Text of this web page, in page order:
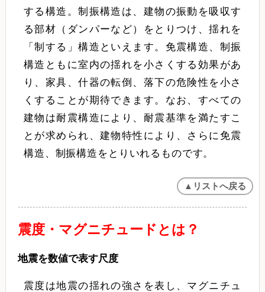
する構造。制振構造は、建物の振動を吸収す
る部材（ダンパーなど）をとりつけ、揺れを
「制する」構造といえます。免震構造、制振
構造ともに室内の揺れを小さくする効果があ
り、家具、什器の転倒、落下の危険性を小さ
くすることが期待できます。なお、すべての
建物は耐震構造により、耐震基準を満たすこ
とが求められ、建物特性により、さらに免震
構造、制振構造をとりいれるものです。
▲リストへ戻る
震度・マグニチュードとは？
地震を数値で表す尺度
震度は地震の揺れの強さを表し、マグニチュ